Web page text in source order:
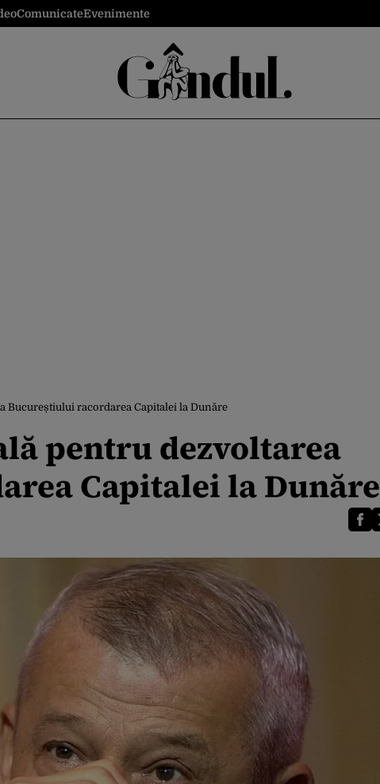
ComunicateEvenimente
Bucureștiului racordarea Capitalei la Dunăre
pentru dezvoltarea
Capitalei la Dunăre